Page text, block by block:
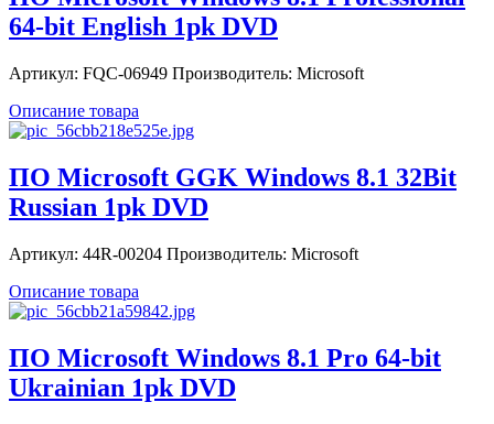
64-bit English 1pk DVD
Артикул: FQC-06949 Производитель: Microsoft
Описание товара
ПО Microsoft GGK Windows 8.1 32Bit
Russian 1pk DVD
Артикул: 44R-00204 Производитель: Microsoft
Описание товара
ПО Microsoft Windows 8.1 Pro 64-bit
Ukrainian 1pk DVD